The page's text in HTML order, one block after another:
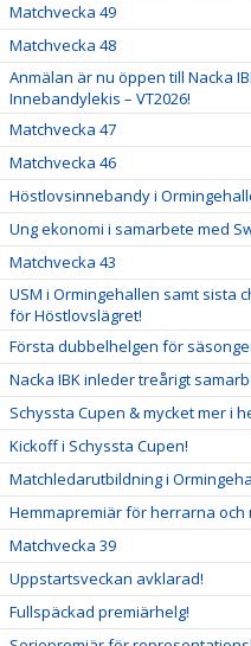
Matchvecka 49
Matchvecka 48
Anmälan är nu öppen till Nacka
Innebandylekis – VT2026!
Matchvecka 47
Matchvecka 46
Höstlovsinnebandy i
Ung ekonomi i samarbete med
Matchvecka 43
USM i Ormingehallen samt sista
för Höstlovslägret!
Första dubbelhelgen för
Nacka IBK inleder treårigt
Schyssta Cupen & mycket mer i
Kickoff i Schyssta Cupen!
Matchledarutbildning i
Hemmapremiär för herrarna och
Matchvecka 39
Uppstartsveckan avklarad!
Fullspäckad premiärhelg!